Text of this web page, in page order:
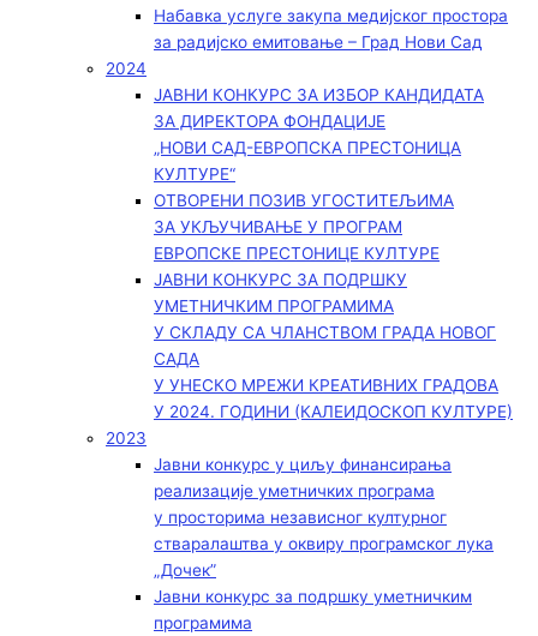
Набавка услуге закупа медијског простора
за радијско емитовање – Град Нови Сад
2024
ЈАВНИ КОНКУРС ЗА ИЗБОР КАНДИДАТА
ЗА ДИРЕКТОРА ФОНДАЦИЈЕ
„НОВИ САД-ЕВРОПСКА ПРЕСТОНИЦА
КУЛТУРЕ“
ОТВОРЕНИ ПОЗИВ УГОСТИТЕЉИМА
ЗА УКЉУЧИВАЊЕ У ПРОГРАМ
ЕВРОПСКЕ ПРЕСТОНИЦЕ КУЛТУРЕ
ЈАВНИ КОНКУРС ЗА ПОДРШКУ
УМЕТНИЧКИМ ПРОГРАМИМА
У СКЛАДУ СА ЧЛАНСТВОМ ГРАДА НОВОГ
САДА
У УНЕСКО МРЕЖИ КРЕАТИВНИХ ГРАДОВА
У 2024. ГОДИНИ (КАЛЕИДОСКОП КУЛТУРЕ)
2023
Јавни конкурс у циљу финансирања
реализације уметничких програма
у просторима независног културног
стваралаштва у оквиру програмског лука
„Дочек”
Јавни конкурс за подршку уметничким
програмима